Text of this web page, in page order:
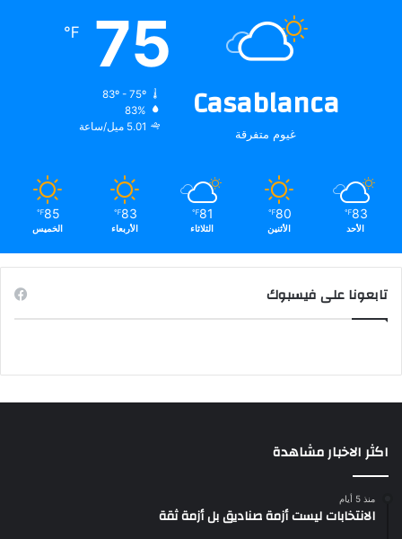
Casablanca
غيوم متفرقة
75
℉
83º - 75º
83%
5.01 ميل/ساعة
83
℉
الأحد
80
℉
الأثنين
81
℉
الثلاثاء
83
℉
الأربعاء
85
℉
الخميس
تابعونا على فيسبوك
اكثر الاخبار مشاهدة
منذ 5 أيام
الانتخابات ليست أزمة صناديق بل أزمة ثقة